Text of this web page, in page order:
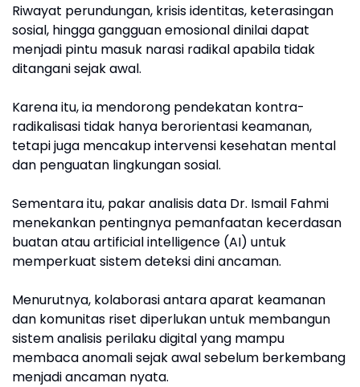
Riwayat perundungan, krisis identitas, keterasingan
sosial, hingga gangguan emosional dinilai dapat
menjadi pintu masuk narasi radikal apabila tidak
ditangani sejak awal.
Karena itu, ia mendorong pendekatan kontra-
radikalisasi tidak hanya berorientasi keamanan,
tetapi juga mencakup intervensi kesehatan mental
dan penguatan lingkungan sosial.
Sementara itu, pakar analisis data Dr. Ismail Fahmi
menekankan pentingnya pemanfaatan kecerdasan
buatan atau artificial intelligence (AI) untuk
memperkuat sistem deteksi dini ancaman.
Menurutnya, kolaborasi antara aparat keamanan
dan komunitas riset diperlukan untuk membangun
sistem analisis perilaku digital yang mampu
membaca anomali sejak awal sebelum berkembang
menjadi ancaman nyata.